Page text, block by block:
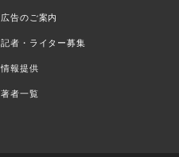
広告のご案内
記者・ライター募集
情報提供
著者一覧